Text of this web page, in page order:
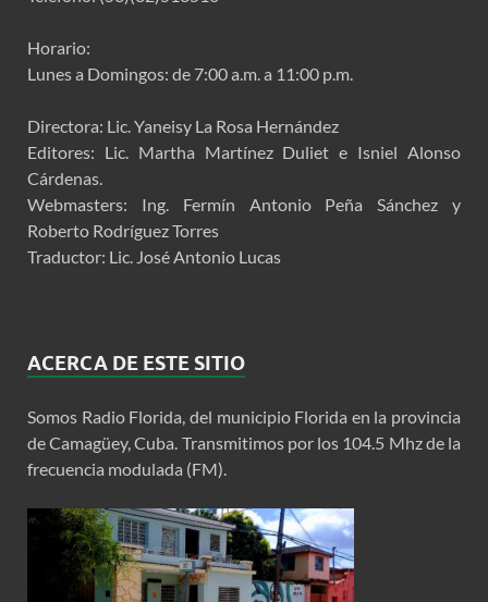
Horario:
Lunes a Domingos: de 7:00 a.m. a 11:00 p.m.
Directora: Lic. Yaneisy La Rosa Hernández
Editores: Lic. Martha Martínez Duliet e Isniel Alonso
Cárdenas.
Webmasters: Ing. Fermín Antonio Peña Sánchez y
Roberto Rodríguez Torres
Traductor: Lic. José Antonio Lucas
ACERCA DE ESTE SITIO
Somos Radio Florida, del municipio Florida en la provincia
de Camagüey, Cuba. Transmitimos por los 104.5 Mhz de la
frecuencia modulada (FM).